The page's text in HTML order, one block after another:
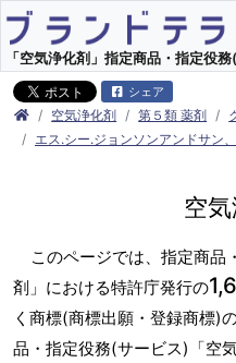
「空気浄化剤」指定商品・指定役
シェア
空気浄化剤 第５類 薬剤
エス.シー.ジョンソンアンドサン
空
このページでは、指定商
剤」における特許庁発行の
く商標(商標出願・登録商標)
品・指定役務(サービス)「空